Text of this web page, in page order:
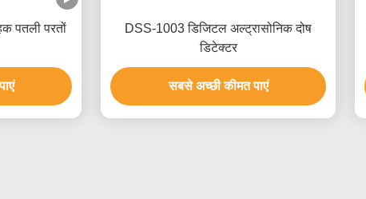
पतली परतों
DSS-1003 डिजिटल अल्ट्रासोनिक दोष
डिटेक्टर
सबसे अच्छी कीमत पाएं